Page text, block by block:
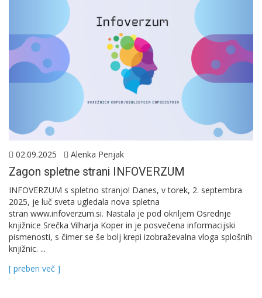
02.09.2025 Alenka Penjak
Zagon spletne strani INFOVERZUM
INFOVERZUM s spletno stranjo! Danes, v torek, 2. septembra
2025, je luč sveta ugledala nova spletna
stran www.infoverzum.si. Nastala je pod okriljem Osrednje
knjižnice Srečka Vilharja Koper in je posvečena informacijski
pismenosti, s čimer se še bolj krepi izobraževalna vloga splošnih
knjižnic. ...
[ preberi več ]